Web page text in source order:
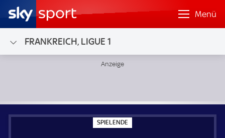
Menü
FRANKREICH, LIGUE 1
SPIELENDE
P